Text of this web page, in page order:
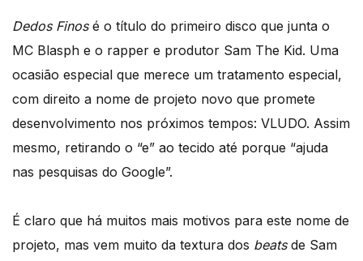
Dedos Finosé o título do primeiro disco que junta o
MC Blasph e o rapper e produtor Sam The Kid. Uma
ocasião especial que merece um tratamento especial,
com direito a nome de projeto novo que promete
desenvolvimento nos próximos tempos: VLUDO. Assim
mesmo, retirando o “e” ao tecido até porque “ajuda
nas pesquisas do Google”.
É claro que há muitos mais motivos para este nome de
projeto, mas vem muito da textura dos beatsde Sam